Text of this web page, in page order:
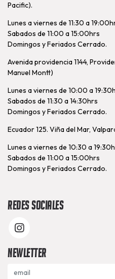
Pacific).
Lunes a viernes de 11:30 a
Sabados de 11:00 a 15:00hrs
Domingos y Feriados Cerrado.
Avenida providencia 1144,
Manuel Montt)
Lunes a viernes de 10:00 a
Sabados de 11:30 a 14:30hrs
Domingos y Feriados Cerrado.
Ecuador 125. Viña del Mar,
Lunes a viernes de 10:30 a
Sabados de 11:00 a 15:00hrs
Domingos y Feriados Cerrado.
Redes Sociales
Newletter